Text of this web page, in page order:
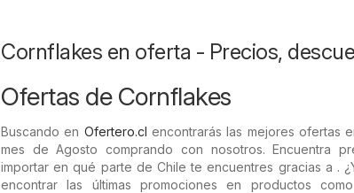
Cornflakes en oferta - Precios,
Ofertas de Cornflakes
Buscando en Ofertero.cl encontrarás las mejores ofertas
mes de Agosto comprando con nosotros. Encuentra
importar en qué parte de Chile te encuentres gracias a .
encontrar las últimas promociones en productos